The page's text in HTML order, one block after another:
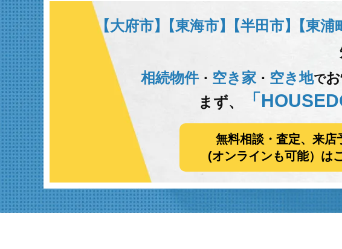
【大府市】 【東海市】 【半田市】 【東浦
相続物件･ 空き家 ･ 空き地で
まず、 「
無料相談・査定、来店
(オンラインも可能）は